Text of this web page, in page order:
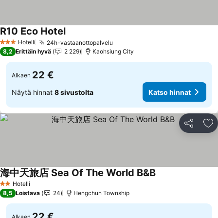
3 Tähtiluokitus
Hotelli 24h-vastaanottopalvelu
R10 Eco Hotel
8,2 Erittäin hyvä 2 229 Kaohsiung City
Alkaen 22 €
Näytä hinnat 8 sivustolta Katso hinnat
Jaa
2 Tähtiluokitus
Hotelli
海中天旅店 Sea Of The World B&B
8,5 Loistava 24 Hengchun Township
Alkaen